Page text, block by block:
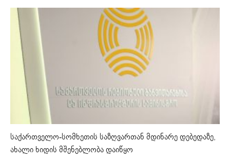
საქართველო-სომხეთის საზღვართან მდინარე დებედაზე,
ახალი ხიდის მშენებლობა დაიწყო